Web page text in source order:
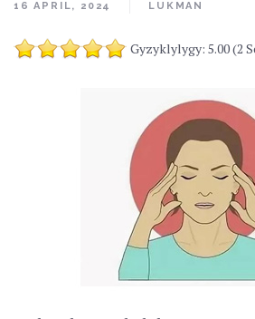
16 APRIL, 2024 LUKMAN
Gyzyklylygy: 5.00 (2